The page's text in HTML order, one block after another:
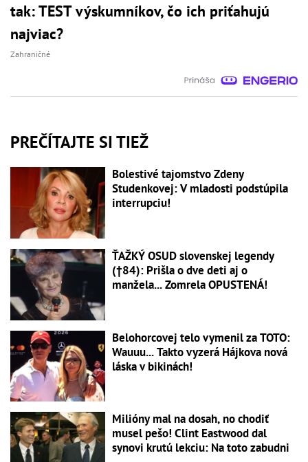
tak: TEST výskumníkov, čo ich priťahujú
najviac?
Zahraničné
PREČÍTAJTE SI TIEŽ
Bolestivé tajomstvo Zdeny
Studenkovej: V mladosti podstúpila
interrupciu!
ŤAŽKÝ OSUD slovenskej legendy
(†84): Prišla o dve deti aj o
manžela... Zomrela OPUSTENÁ!
Belohorcovej telo vymenil za TOTO:
Wauuu... Takto vyzerá Hájkova nová
láska v bikinách!
Milióny mal na dosah, no chodiť
musel pešo! Clint Eastwood dal
synovi krutú lekciu: Na toto zabudni